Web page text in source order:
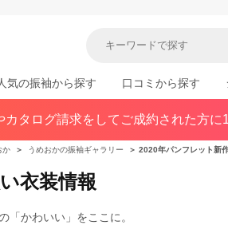
(41)
岩手県(30)
関東
東京都(383)
気の振袖から探す 口コミから探す
カタログ請求をしてご成約された方
か ＞ うめおかの振袖ギャラリー ＞ 2020年パンフレット新
衣装情報
「かわいい」をここに。